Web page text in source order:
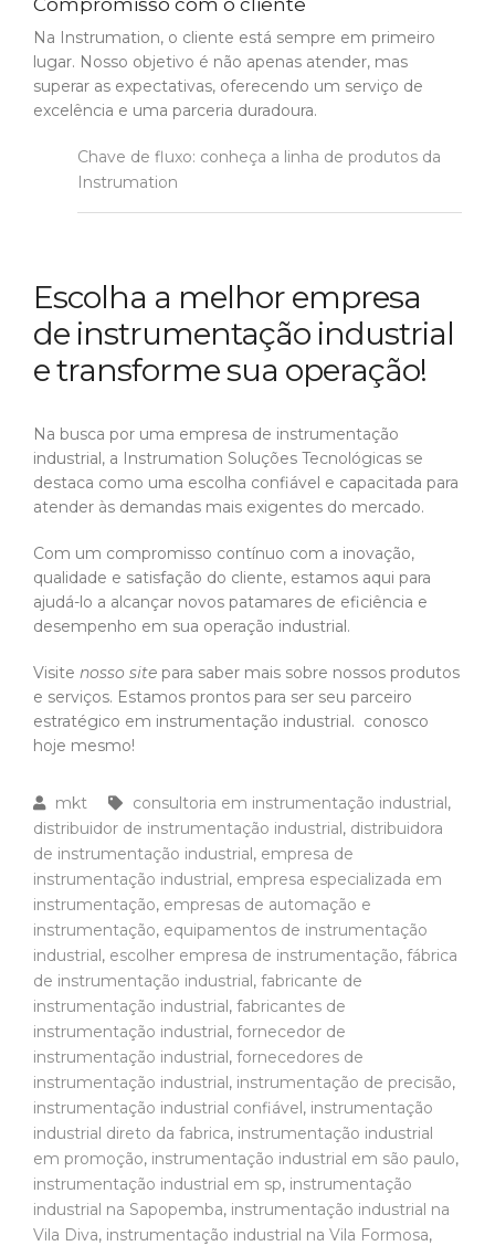
Compromisso com o cliente
Na Instrumation, o cliente está sempre em primeiro
lugar. Nosso objetivo é não apenas atender, mas
superar as expectativas, oferecendo um serviço de
excelência e uma parceria duradoura.
Chave de fluxo: conheça a linha de produtos da
Instrumation
Escolha a melhor empresa
de instrumentação industrial
e transforme sua operação!
Na busca por uma empresa de instrumentação
industrial, a Instrumation Soluções Tecnológicas se
destaca como uma escolha confiável e capacitada para
atender às demandas mais exigentes do mercado.
Com um compromisso contínuo com a inovação,
qualidade e satisfação do cliente, estamos aqui para
ajudá-lo a alcançar novos patamares de eficiência e
desempenho em sua operação industrial.
Visite nosso site para saber mais sobre nossos produtos
e serviços. Estamos prontos para ser seu parceiro
estratégico em instrumentação industrial. conosco
hoje mesmo!
mkt consultoria em instrumentação industrial,
distribuidor de instrumentação industrial, distribuidora
de instrumentação industrial, empresa de
instrumentação industrial, empresa especializada em
instrumentação, empresas de automação e
instrumentação, equipamentos de instrumentação
industrial, escolher empresa de instrumentação, fábrica
de instrumentação industrial, fabricante de
instrumentação industrial, fabricantes de
instrumentação industrial, fornecedor de
instrumentação industrial, fornecedores de
instrumentação industrial, instrumentação de precisão,
instrumentação industrial confiável, instrumentação
industrial direto da fabrica, instrumentação industrial
em promoção, instrumentação industrial em são paulo,
instrumentação industrial em sp, instrumentação
industrial na Sapopemba, instrumentação industrial na
Vila Diva, instrumentação industrial na Vila Formosa,